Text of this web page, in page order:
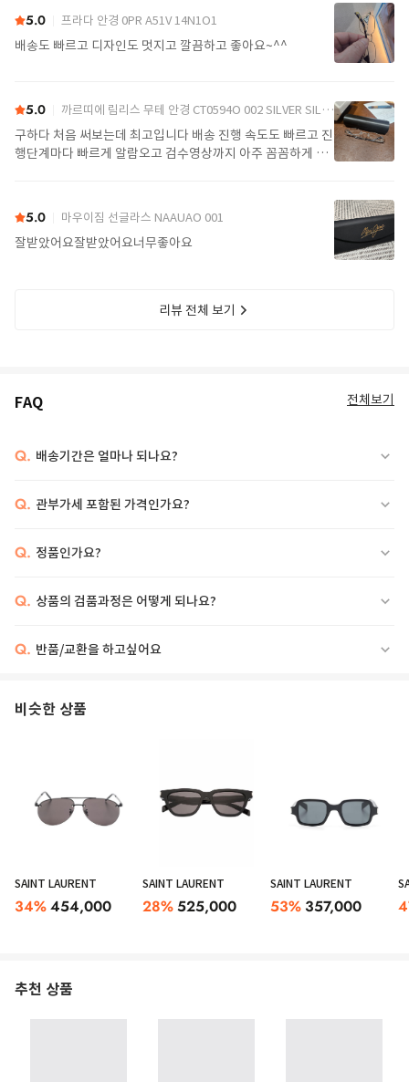
5.0 프라다 안경 0PR A51V 14N1O1
배송도 빠르고 디자인도 멋지고 깔끔하고 좋아요~^^
5.0 까르띠에 림리스 무테 안경 CT0594O 002 SILVER SILVER TRANSPARENT
구하다 처음 써보는데 최고입니다 배송 진행 속도도 빠르고 진
행단계마다 빠르게 알람오고 검수영상까지 아주 꼼꼼하게 찍
5.0 마우이짐 선글라스 NAAUAO 001
잘받았어요잘받았어요너무좋아요
리뷰 전체 보기
FAQ 전체보기
Q. 배송기간은 얼마나 되나요?
Q. 관부가세 포함된 가격인가요?
Q. 정품인가요?
Q. 상품의 검품과정은 어떻게 되나요?
Q. 반품/교환을 하고싶어요
비슷한 상품
SAINT LAURENT
34%454,000
SAINT LAURENT
28%525,000
SAINT LAURENT
53% 357,000
추천 상품